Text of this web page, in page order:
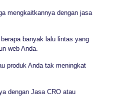
mengkaitkannya dengan jasa
banyak lalu lintas yang
web Anda.
produk Anda tak meningkat
dengan Jasa CRO atau